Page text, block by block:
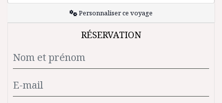
Personnaliser ce voyage
RÉSERVATION